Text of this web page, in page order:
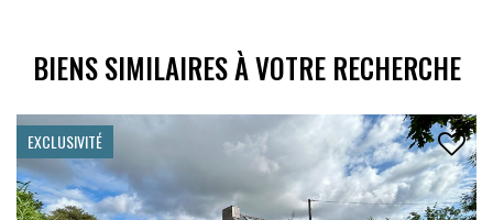
BIENS SIMILAIRES À VOTRE RECHERCHE